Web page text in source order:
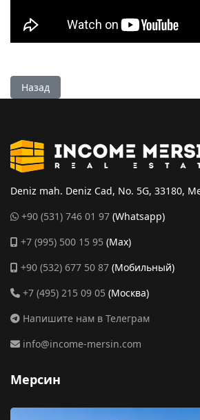
Предыдущий: Квартира 2+1 в
Назад
Deniz mah. Deniz Cad, No. 5G, 33180,
+90 (531) 746 01 97 (Whatsapp)
+7 (995) 500 15 95 (Max)
+90 (532) 677 50 87 (Мобильный)
+7 (495) 215 09 05 (Москва)
Напишите нам в Телеграм
info@income-mersin.com
Мерсин